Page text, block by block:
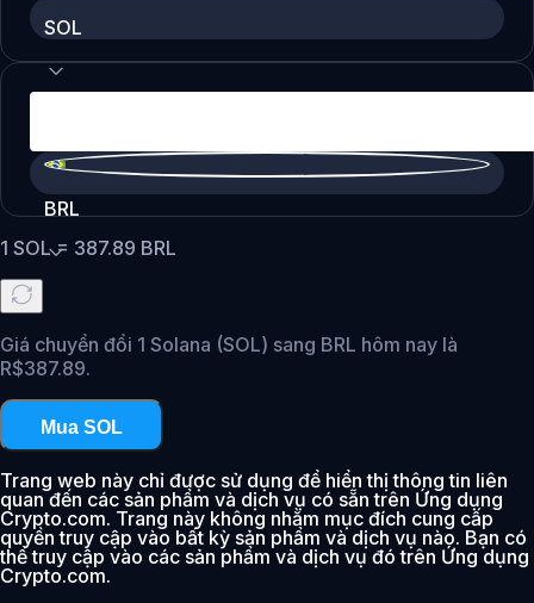
SOL
BRL
1 SOL= 387.89 BRL
Giá chuyển đổi 1 Solana (SOL) sang BRL hôm nay là
R$387.89.
Mua SOL
Trang web này chỉ được sử dụng để hiển thị thông tin liên
quan đến các sản phẩm và dịch vụ có sẵn trên Ứng dụng
Crypto.com. Trang này không nhằm mục đích cung cấp
quyền truy cập vào bất kỳ sản phẩm và dịch vụ nào. Bạn có
thể truy cập vào các sản phẩm và dịch vụ đó trên Ứng dụng
Crypto.com.